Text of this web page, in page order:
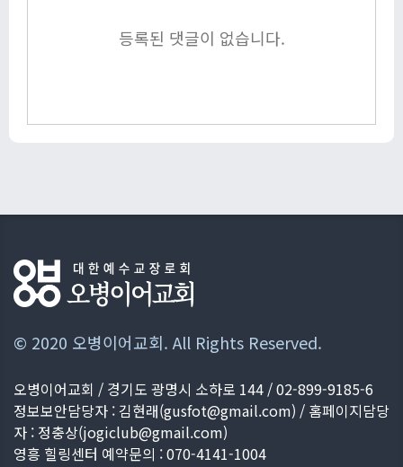
등록된 댓글이 없습니다.
© 2020 오병이어교회. All Rights Reserved.
오병이어교회 / 경기도 광명시 소하로 144 / 02-899-9185-6
정보보안담당자 : 김현래(gusfot@gmail.com) / 홈페이지담당
자 : 정충상(jogiclub@gmail.com)
영흥 힐링센터 예약문의 : 070-4141-1004